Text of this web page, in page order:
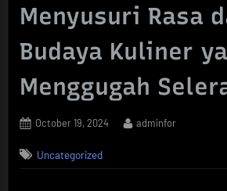
Menyusuri Rasa
Budaya Kuliner
Menggugah
Posted
October 19, 2024 By
adminfor
Uncategorized